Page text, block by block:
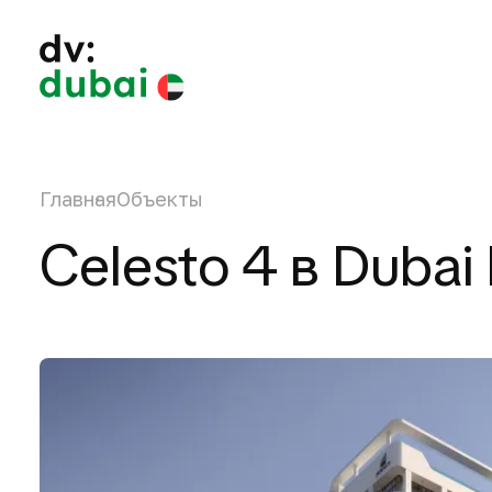
ГлавнаяОбъекты
Celesto 4 в